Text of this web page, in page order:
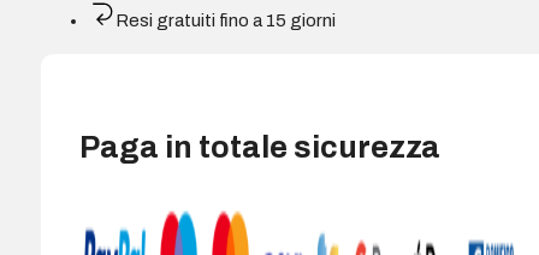
GC41
quantità
Resi gratuiti fino a 15 giorni
Paga in totale sicurezza